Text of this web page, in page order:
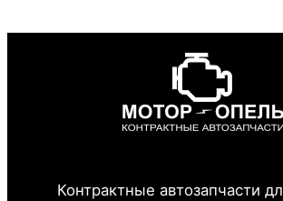
Контрактные автозапчасти